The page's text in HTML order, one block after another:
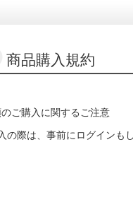
商品購入規約
ご購入に関するご注意
の際は、事前にログインも